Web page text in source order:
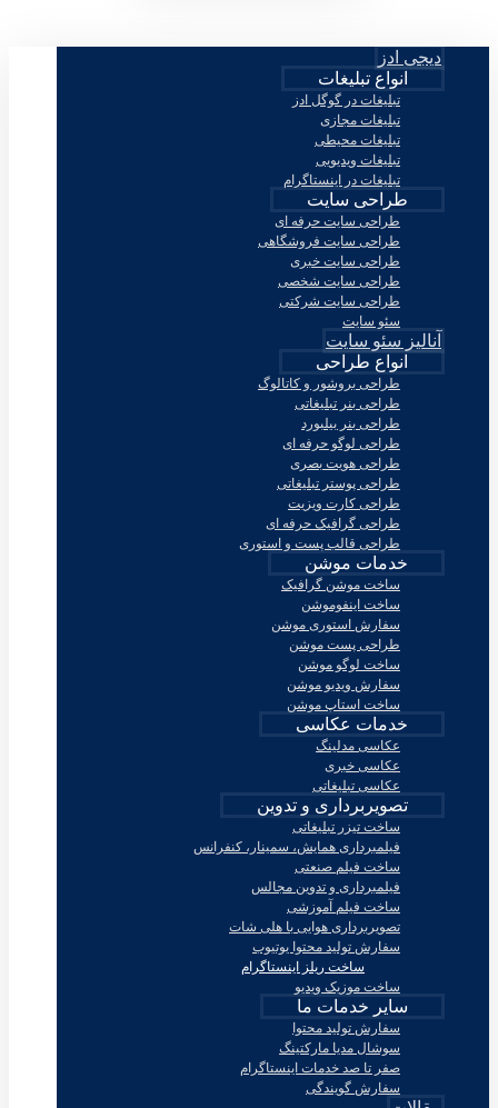
دیجی ادز
انواع تبلیغات
تبلیغات در گوگل ادز
تبلیغات مجازی
تبلیغات محیطی
تبلیغات ویدیویی
تبلیغات در اینستاگرام
طراحی سایت
طراحی سایت حرفه ای
طراحی سایت فروشگاهی
طراحی سایت خبری
طراحی سایت شخصی
طراحی سایت شرکتی
سئو سایت
آنالیز سئو سایت
انواع طراحی
طراحی بروشور و کاتالوگ
طراحی بنر تبلیغاتی
طراحی بنر بیلبورد
طراحی لوگو حرفه ای
طراحی هویت بصری
طراحی پوستر تبلیغاتی
طراحی کارت ویزیت
طراحی گرافیک حرفه ای
طراحی قالب پست و استوری
خدمات موشن
ساخت موشن گرافیک
ساخت اینفوموشن
سفارش استوری موشن
طراحی پست موشن
ساخت لوگو موشن
سفارش ویدیو موشن
ساخت استاپ موشن
خدمات عکاسی
عکاسی مدلینگ
عکاسی خبری
عکاسی تبلیغاتی
تصویربرداری و تدوین
ساخت تیزر تبلیغاتی
فیلمبرداری همایش، سمینار، کنفرانس
ساخت فیلم صنعتی
فیلمبرداری و تدوین مجالس
ساخت فیلم آموزشی
تصویربرداری هوایی با هلی شات
سفارش تولید محتوا یوتیوب
ساخت ریلز اینستاگرام
ساخت موزیک ویدیو
سایر خدمات ما
سفارش تولید محتوا
سوشال مدیا مارکتینگ
صفر تا صد خدمات اینستاگرام
سفارش گویندگی